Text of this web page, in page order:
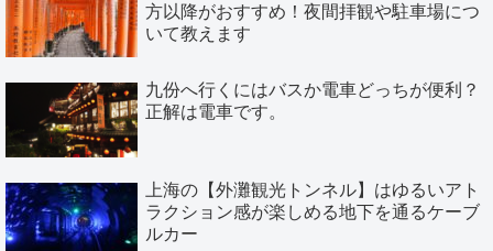
方以降がおすすめ！夜間拝観や駐車場につ
いて教えます
九份へ行くにはバスか電車どっちが便利？
正解は電車です。
上海の【外灘観光トンネル】はゆるいアト
ラクション感が楽しめる地下を通るケーブ
ルカー